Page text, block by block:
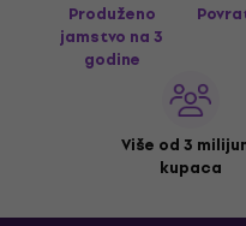
Produženo
jamstvo na 3
godine
Više od 3
kupaca